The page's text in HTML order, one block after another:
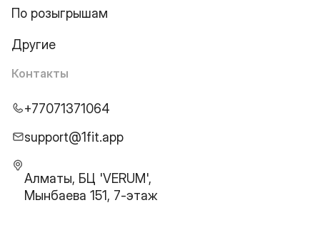
По розыгрышам
Другие
Контакты
+77071371064
support@1fit.app
Алматы, БЦ 'VERUM',
Мынбаева 151, 7-этаж